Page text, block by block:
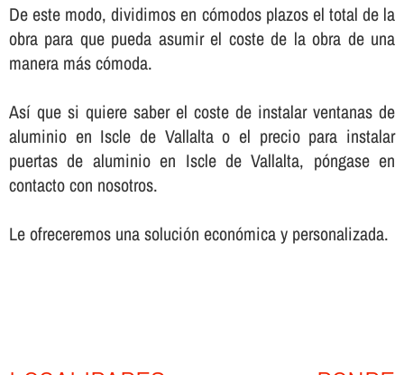
De este modo, dividimos en cómodos plazos el total de la
obra para que pueda asumir el coste de la obra de una
manera más cómoda.
Así­ que si quiere saber el coste de instalar ventanas de
aluminio en Iscle de Vallalta o el precio para instalar
puertas de aluminio en Iscle de Vallalta, póngase en
contacto con nosotros.
Le ofreceremos una solución económica y personalizada.